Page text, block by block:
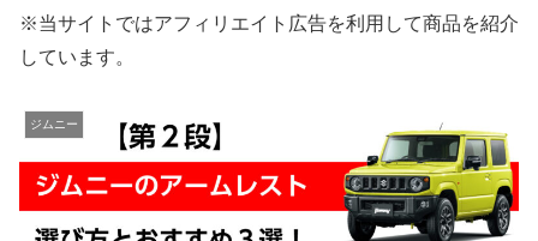
※当サイトではアフィリエイト広告を利用して商品を紹介
しています。
ジムニー